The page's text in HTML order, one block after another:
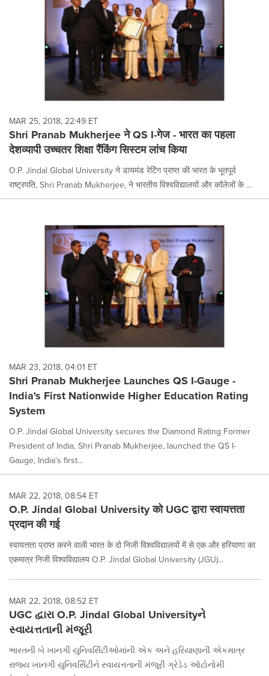
MAR 25, 2018, 22:49 ET
Shri Pranab Mukherjee ने QS I-गेज - भारत का पहला
देशव्यापी उच्चतर शिक्षा रैंकिंग सिस्टम लांच किया
O.P. Jindal Global University ने डायमंड रेटिंग प्राप्त की भारत के भूतपूर्व
राष्ट्रपति, Shri Pranab Mukherjee, ने भारतीय विश्वविद्यालयों और कॉलेजों के ...
MAR 23, 2018, 04:01 ET
Shri Pranab Mukherjee Launches QS I-Gauge -
India's First Nationwide Higher Education Rating
System
O.P. Jindal Global University secures the Diamond Rating Former
President of India, Shri Pranab Mukherjee, launched the QS I-
Gauge, India's first...
MAR 22, 2018, 08:54 ET
O.P. Jindal Global University को UGC द्वारा स्वायत्तता
प्रदान की गई
स्वायत्तता प्राप्त करने वाली भारत के दो निजी विश्वविद्यालयों में से एक और हरियाणा का
एकमात्र निजी विश्वविद्यालय O.P. Jindal Global University (JGU)...
MAR 22, 2018, 08:52 ET
UGC દ્વારા O.P. Jindal Global Universityને
સ્વાયત્તતાની મંજૂરી
ભારતની બે ખાનગી યુનિવર્સિટીઓમાંની એક અને હરિયાણાની એકમાત્ર
રાજ્ય ખાનગી યુનિવર્સિટીને સ્વાયત્તતાની મંજૂરી ગ્રેડેડ ઑટોનોમી